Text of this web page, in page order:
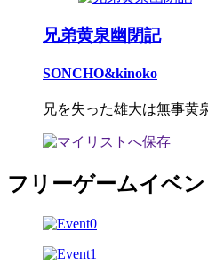
兄弟黄泉幽閉記
SONCHO&kinoko
兄を失った雄大は無事黄
フリーゲームイベン